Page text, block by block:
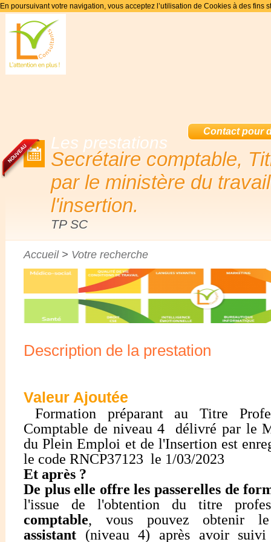
En poursuivant votre navigation, vous acceptez l’utilisation de Cookies à des fins
Contact pour
Les prestations
Secrétaire comptable,
par le ministère du
l'insertion.
TP SC
Accueil> Votre recherche
Description de la prestation
Valeur Ajoutée
Formation préparant au Titre
Comptable de niveau 4 délivré par le
du Plein Emploi et de l'Insertion est
le code RNCP37123 le 1/03/2023
Et après ?
De plus elle offre les passerelles de
l'issue de l'obtention du titre
comptable, vous pouvez obtenir
assistant (niveau 4) après avoir